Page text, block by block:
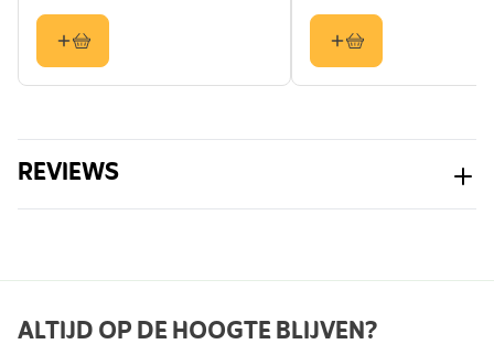
REVIEWS
ALTIJD OP DE HOOGTE BLIJVEN?